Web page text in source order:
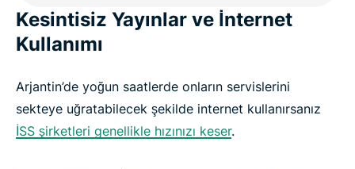
ExpressVPN’in Sunduğu Diğer Avantajlar
Arjantin’de Ücretsiz VPN Kullanılır mı?
Kesintisiz Yayınlar ve İnternet
Kullanımı
Arjantin’de yoğun saatlerde onların servislerini
sekteye uğratabilecek şekilde internet kullanırsanız
İSS şirketleri genellikle hızınızı keser.